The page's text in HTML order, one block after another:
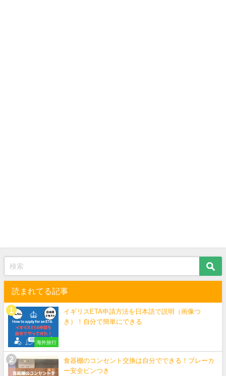
読まれてる記事
海外旅行
イギリスETA申請方法を日本語で説明（画像つ
き）！自分で簡単にできる
食器棚のコンセント交換は自分でできる！ブレーカ
ー安全ピンつき